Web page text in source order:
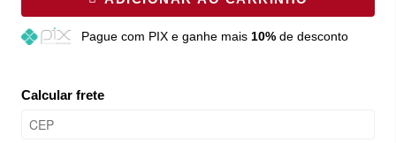
Pague com PIX e ganhe mais 10%de desconto
Calcular frete